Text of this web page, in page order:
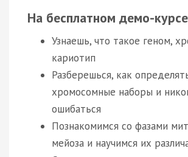
На бесплатном демо-
Узнаешь, что такое геном,
кариотип
Разберешься, как
хромосомные наборы и
ошибаться
Познакомимся со фазами
мейоза и научимся их